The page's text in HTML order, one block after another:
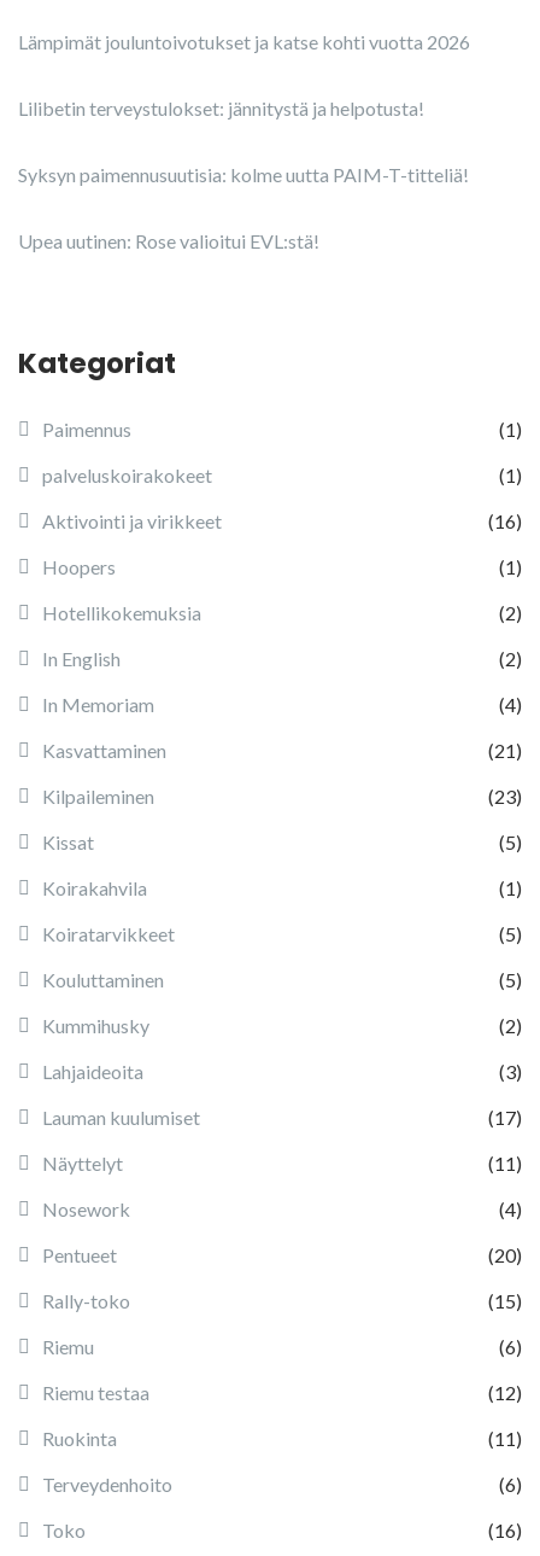
Lämpimät jouluntoivotukset ja katse kohti vuotta 2026
Lilibetin terveystulokset: jännitystä ja helpotusta!
Syksyn paimennusuutisia: kolme uutta PAIM-T-titteliä!
Upea uutinen: Rose valioitui EVL:stä!
Kategoriat
Paimennus
(1)
palveluskoirakokeet
(1)
Aktivointi ja virikkeet
(16)
Hoopers
(1)
Hotellikokemuksia
(2)
In English
(2)
In Memoriam
(4)
Kasvattaminen
(21)
Kilpaileminen
(23)
Kissat
(5)
Koirakahvila
(1)
Koiratarvikkeet
(5)
Kouluttaminen
(5)
Kummihusky
(2)
Lahjaideoita
(3)
Lauman kuulumiset
(17)
Näyttelyt
(11)
Nosework
(4)
Pentueet
(20)
Rally-toko
(15)
Riemu
(6)
Riemu testaa
(12)
Ruokinta
(11)
Terveydenhoito
(6)
Toko
(16)